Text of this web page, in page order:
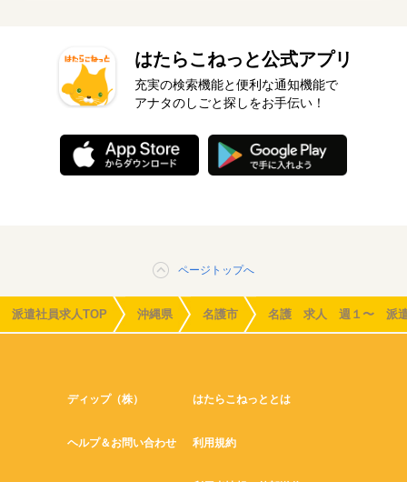
はたらこねっと公式アプリ
充実の検索機能と便利な通知機能で
アナタのしごと探しをお手伝い！
ページトップへ
派遣社員求人TOP 沖縄県 名護市 名護 求人 週１〜 派遣
ディップ（株） はたらこねっととは
ヘルプ＆お問い合わせ 利用規約